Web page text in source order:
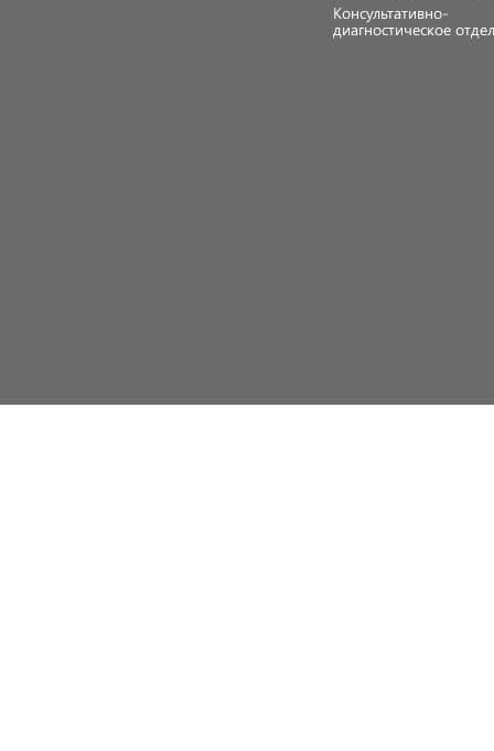
Консультативно-
диагностическое